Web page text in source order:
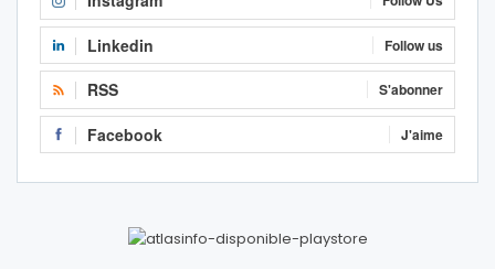
Linkedin Follow us
RSS S'abonner
Facebook J'aime